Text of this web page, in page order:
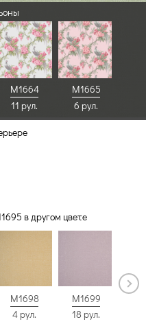
M1664
11 рул.
M1665
6 рул.
в другом цвете
M1698
4 рул.
M1699
18 рул.